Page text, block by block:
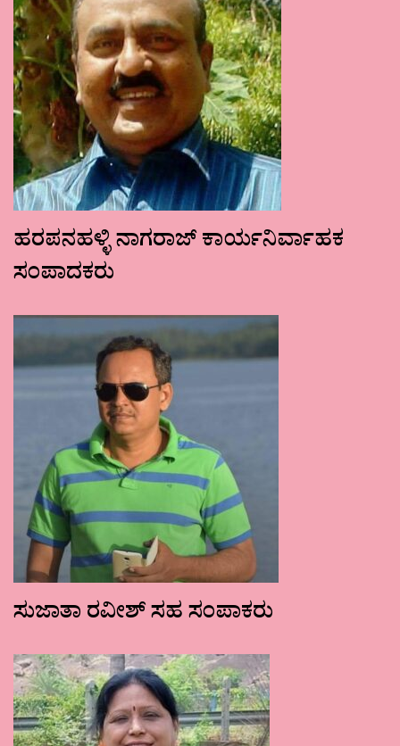
ಹರಪನಹಳ್ಳಿ ನಾಗರಾಜ್ ಕಾರ್ಯನಿರ್ವಾಹಕ
ಸಂಪಾದಕರು
ಸುಜಾತಾ ರವೀಶ್ ಸಹ ಸಂಪಾಕರು